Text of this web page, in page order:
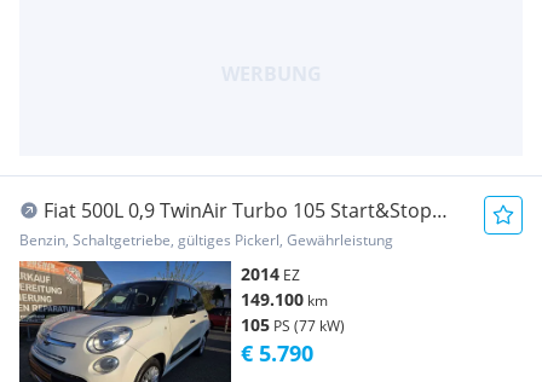
Fiat 500L 0,9 TwinAir Turbo 105 Start&Stop
Lounge
Benzin, Schaltgetriebe, gültiges Pickerl, Gewährleistung
2014 EZ
149.100 km
105 PS (77 kW)
€ 5.790